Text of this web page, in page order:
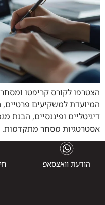
הצטרפו לקורס קריפטו
המיועדת למשקיעים פרטיים,
דיגיטליים ופיננסיים, הבנת
אסטרטגיות מסחר מתקדמות.
הודעת וואצסאפ